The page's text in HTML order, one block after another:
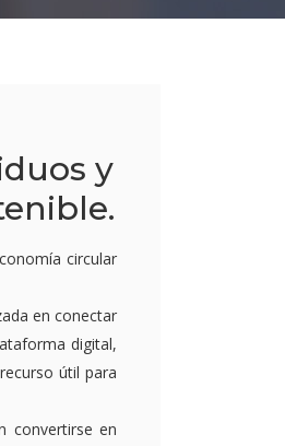
y
circular
en conectar
digital,
útil para
convertirse en